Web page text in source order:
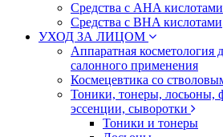
Средства с AHA кислотами
Средства с BHA кислотами
УХОД ЗА ЛИЦОМ
Аппаратная косметология
салонного применения
Космецевтика со
Тоники, тонеры, лосьоны,
эссенции, сыворотки
Тоники и тонеры